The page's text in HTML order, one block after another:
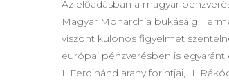
Az előadásban a magyar
Magyar Monarchia bukásáig.
viszont különös figyelmet
európai pénzverésben is
I. Ferdinánd arany forintjai, II.